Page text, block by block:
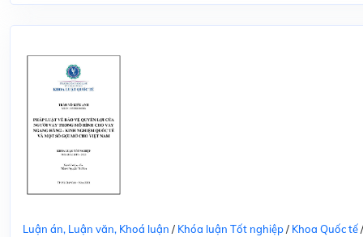
Luận án, Luận văn, Khoá luận / Khóa luận Tốt nghiệp/ Khoa Quốc tế/